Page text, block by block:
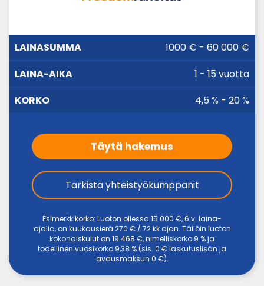
LAINASUMMA KORKO1000 € - 60 000 €
1 - 15 vuotta
4,5 % - 20 %
Täytä hakemus
Tarkista yhteistyökumppanit
Esimerkkikorko: Luoton ollessa 15 000 €, 6 v. laina-
ajalla, on kuukausierä 270 € / 72 kk ajan. Tällöin luoton
kokonaiskulut on 19 468 €, nimelliskorko 9 % ja
todellinen vuosikorko 9,38 % (sis. 0 € laskutuslisän ja
avausmaksun 0 €).